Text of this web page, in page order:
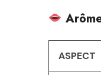
ASPECT